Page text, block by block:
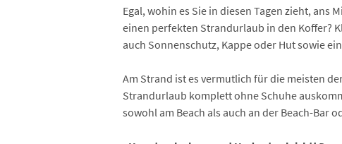
Egal, wohin es Sie in diesen Tagen zieht, ans
einen perfekten Strandurlaub in den Koffer?
auch Sonnenschutz, Kappe oder Hut sowie
Am Strand ist es vermutlich für die meisten
Strandurlaub komplett ohne Schuhe
sowohl am Beach als auch an der Beach-Bar